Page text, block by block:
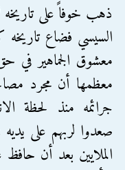
ذهب خوفاً على تاريخه
السيسي فضاع تاريخه
معشوق الجماهير في
معظمها أن مجرد
جرائمه منذ لحظة
صعدوا لربهم على
الملايين بعد أن